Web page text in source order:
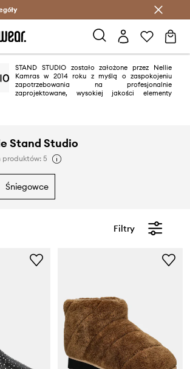
Oszczędzaj z Answear Club >
STAND STUDIO zostało założone przez Nellie
Kamras w 2014 roku z myślą o zaspokojeniu
zapotrzebowania na profesjonalnie
zaprojektowane, wysokiej jakości elementy
prostotą. Dwoistość pomiędzy czymś szykownym,
to jedna z głównych wytycznych STAND STUDIO
Stand Studio
5
śniegowce
Filtry